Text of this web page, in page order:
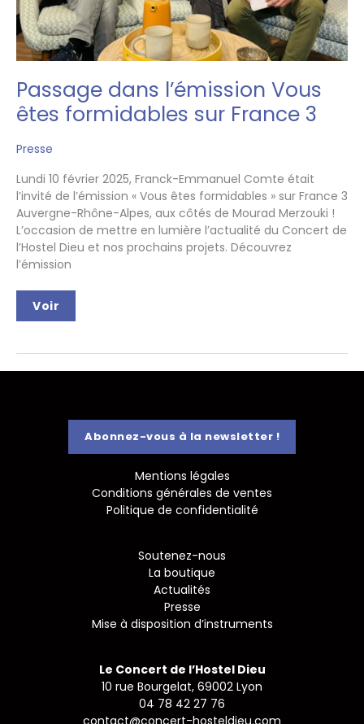
Passage dans l’émission Vous
êtes formidables sur France 3
Presse
Lundi 10 février 2025, Franck-Emmanuel Comte était
l’invité de l’émission « Vous êtes formidables » sur France 3
Auvergne-Rhône-Alpes, aux côtés de Mourad Merzouki !
L’occasion de mettre en lumière l’actualité du Concert de
l’Hostel Dieu et nos prochains projets. Découvrez
l’émission
Passage
l’émission
Vous
formidables
Voir
Abonnez-vous à la newsletter !
Mentions légales
Conditions générales de ventes
Politique de confidentialité
Soutenez-nous
La boutique
Actualités
Presse
Mise à disposition d’instruments
Le Concert de l’Hostel Dieu
10 rue Bourgelat, 69002 Lyon
04 78 42 27 76